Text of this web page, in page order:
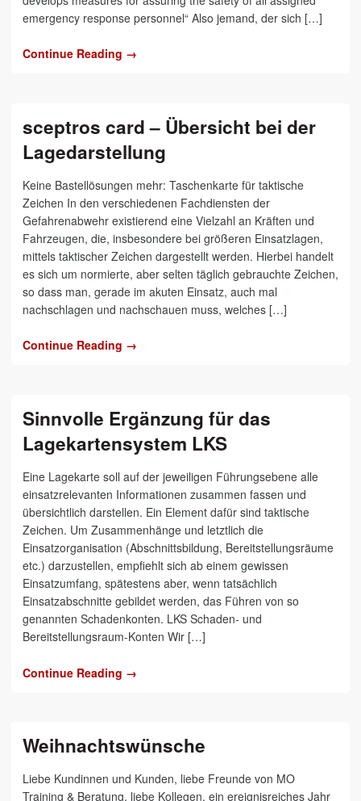
emergency response personnel“ Also jemand, der sich […]
Continue Reading →
sceptros card – Übersicht bei der
Lagedarstellung
Keine Bastellösungen mehr: Taschenkarte für taktische
Zeichen In den verschiedenen Fachdiensten der
Gefahrenabwehr existierend eine Vielzahl an Kräften und
Fahrzeugen, die, insbesondere bei größeren Einsatzlagen,
mittels taktischer Zeichen dargestellt werden. Hierbei handelt
es sich um normierte, aber selten täglich gebrauchte Zeichen,
so dass man, gerade im akuten Einsatz, auch mal
nachschlagen und nachschauen muss, welches […]
Continue Reading →
Sinnvolle Ergänzung für das
Lagekartensystem LKS
Eine Lagekarte soll auf der jeweiligen Führungsebene alle
einsatzrelevanten Informationen zusammen fassen und
übersichtlich darstellen. Ein Element dafür sind taktische
Zeichen. Um Zusammenhänge und letztlich die
Einsatzorganisation (Abschnittsbildung, Bereitstellungsräume
etc.) darzustellen, empfiehlt sich ab einem gewissen
Einsatzumfang, spätestens aber, wenn tatsächlich
Einsatzabschnitte gebildet werden, das Führen von so
genannten Schadenkonten. LKS Schaden- und
Bereitstellungsraum-Konten Wir […]
Continue Reading →
Weihnachtswünsche
Liebe Kundinnen und Kunden, liebe Freunde von MO
Training & Beratung, liebe Kollegen, ein ereignisreiches Jahr